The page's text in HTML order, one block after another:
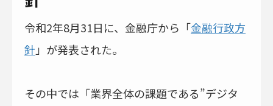
令和2年8月31日に、金融庁から「金融行政方
針 」が発表された。
その中では「業界全体の課題である”デジタ